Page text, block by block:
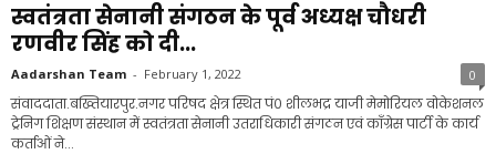
स्वतंत्रता सेनानी संगठन के पूर्व अध्यक्ष चौधरी
रणवीर सिंह को दी...
Aadarshan Team - February 1, 2022 0
संवाददाता.बख्तियारपुर.नगर परिषद क्षेत्र स्थित पं० शीलभद्र याजी मेमोरियल वोकेशनल
ट्रेनिग शिक्षण संस्थान में स्वतंत्रता सेनानी उतराधिकारी संगठन एवं काँग्रेस पार्टी के कार्य
कर्ताओं ने...